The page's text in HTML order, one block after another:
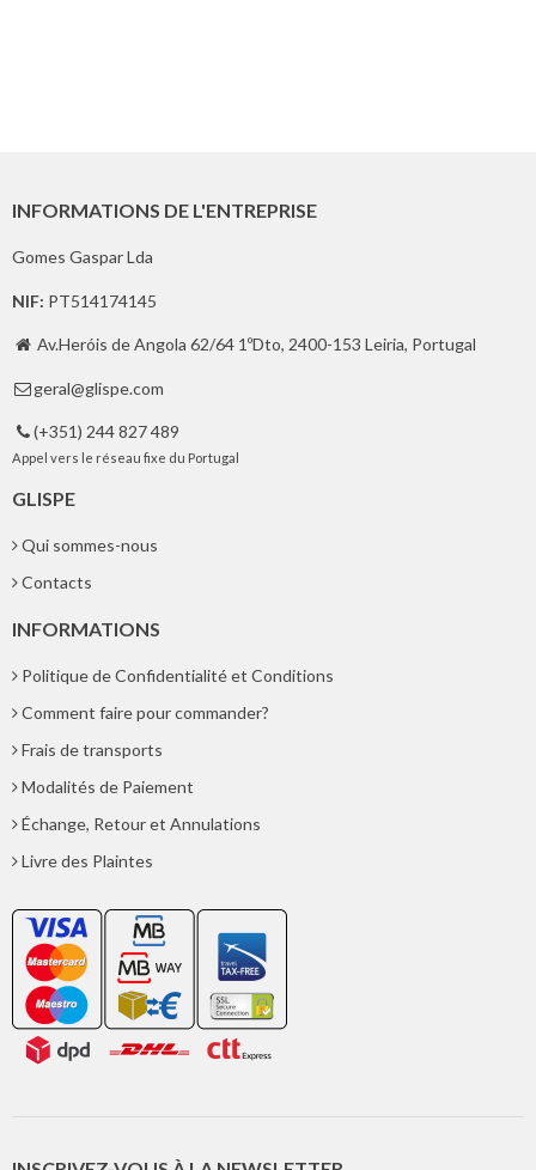
INFORMATIONS DE L'ENTREPRISE
Gomes Gaspar Lda
NIF: PT514174145
 Av.Heróis de Angola 62/64 1ºDto, 2400-153 Leiria, Portugal
 geral@glispe.com
 (+351) 244 827 489
Appel vers le réseau fixe du Portugal
GLISPE
Qui sommes-nous
Contacts
INFORMATIONS
Politique de Confidentialité et Conditions
Comment faire pour commander?
Frais de transports
Modalités de Paiement
Échange, Retour et Annulations
Livre des Plaintes